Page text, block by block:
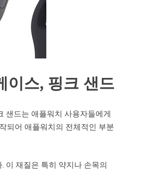
이스, 핑크 샌드
샌드는 애플워치 사용자들에게
되어 애플워치의 전체적인 부분
이 재질은 특히 약지나 손목의